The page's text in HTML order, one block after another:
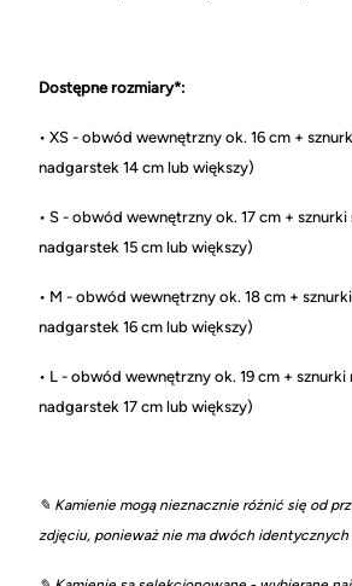
Dostępne rozmiary*:
• XS - obwód wewnętrzny ok. 16 cm +
nadgarstek 14 cm lub większy)
• S - obwód wewnętrzny ok. 17 cm +
nadgarstek 15 cm lub większy)
• M - obwód wewnętrzny ok. 18 cm +
nadgarstek 16 cm lub większy)
• L - obwód wewnętrzny ok. 19 cm +
nadgarstek 17 cm lub większy)
✎ Kamienie mogą nieznacznie różnić się od
zdjęciu, ponieważ nie ma dwóch identycznych